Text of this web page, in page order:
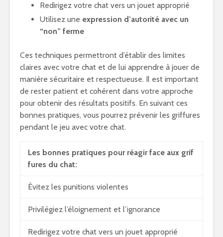
Redirigez votre chat vers un jouet approprié
Utilisez une expression d’autorité avec un
“non” ferme
Ces techniques permettront d’établir des limites
claires avec votre chat et de lui apprendre à jouer de
manière sécuritaire et respectueuse. Il est important
de rester patient et cohérent dans votre approche
pour obtenir des résultats positifs. En suivant ces
bonnes pratiques, vous pourrez prévenir les griffures
pendant le jeu avec votre chat.
Les bonnes pratiques pour réagir face aux grif
fures du chat:
Évitez les punitions violentes
Privilégiez l’éloignement et l’ignorance
Redirigez votre chat vers un jouet approprié